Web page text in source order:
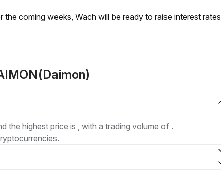
coming weeks, Wach will be ready to raise interest rates
the highest price is , with a trading volume of .